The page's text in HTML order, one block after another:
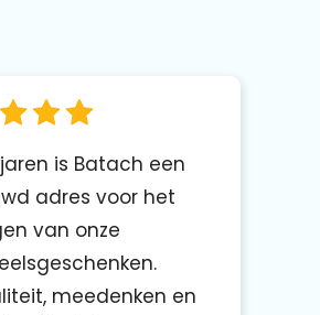
is Batach een
adres voor het
van onze
meedenken en